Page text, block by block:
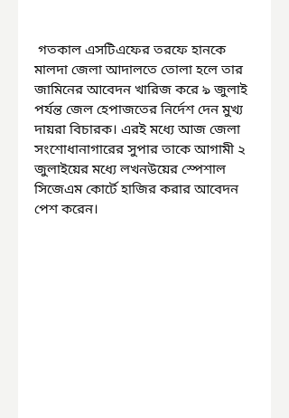
মালদা জেলা আদালতে তোলা হলে তার
জামিনের আবেদন খারিজ করে ৯ জুলাই
পর্যন্ত জেল হেপাজতের নির্দেশ দেন মুখ্য
দায়রা বিচারক। এরই মধ্যে আজ জেলা
সংশোধানাগারের সুপার তাকে আগামী ২
জুলাইয়ের মধ্যে লখনউয়ের স্পেশাল
সিজেএম কোর্টে হাজির করার আবেদন
পেশ করেন।